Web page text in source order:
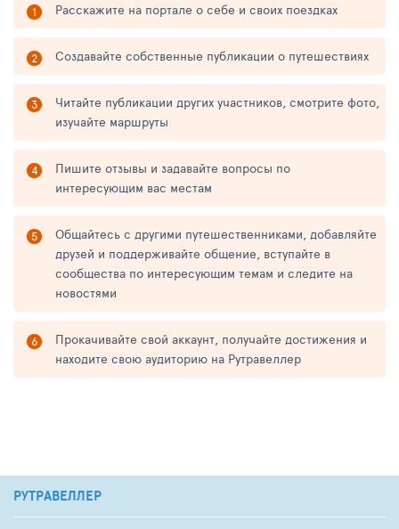
Расскажите на портале о себе и своих поездках
Создавайте собственные публикации о путешествиях
Читайте публикации других участников, смотрите фото,
изучайте маршруты
Пишите отзывы и задавайте вопросы по
интересующим вас местам
Общайтесь с другими путешественниками, добавляйте
друзей и поддерживайте общение, вступайте в
сообщества по интересующим темам и следите на
новостями
Прокачивайте свой аккаунт, получайте достижения и
находите свою аудиторию на Рутравеллер
РУТРАВЕЛЛЕР